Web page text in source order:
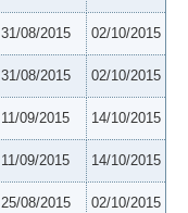
31/08/2015 02/10/2015
31/08/2015 02/10/2015
11/09/2015 14/10/2015
11/09/2015 14/10/2015
25/08/2015 02/10/2015